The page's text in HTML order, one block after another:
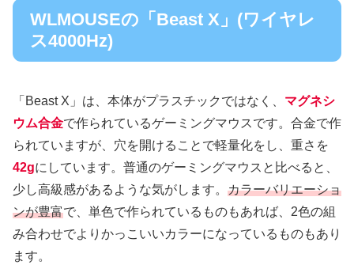
WLMOUSEの「Beast X」(ワイヤレ
ス4000Hz)
「Beast X」は、本体がプラスチックではなく、 マグネシ
ウム合金で作られているゲーミングマウスです。合金で作
られていますが、穴を開けることで軽量化をし、重さを
42gにしています。普通のゲーミングマウスと比べると、
少し高級感があるような気がします。 カラーバリエーショ
ンが豊富で、単色で作られているものもあれば、2色の組
み合わせでよりかっこいいカラーになっているものもあり
ます。